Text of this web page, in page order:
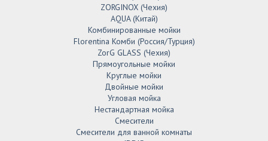
ZORGINOX (Чехия)
AQUA (Китай)
Комбинированные мойки
Florentina Комби (Россия/Турция)
ZorG GLASS (Чехия)
Прямоугольные мойки
Круглые мойки
Двойные мойки
Угловая мойка
Нестандартная мойка
Смесители
Смесители для ванной комнаты